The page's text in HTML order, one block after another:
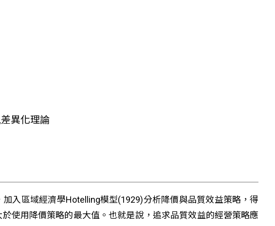
異化理論
入區域經濟學Hotelling模型(1929)分析降價與品質效益策略，得
使用降價策略的最大值。也就是說，追求品質效益的經營策略應